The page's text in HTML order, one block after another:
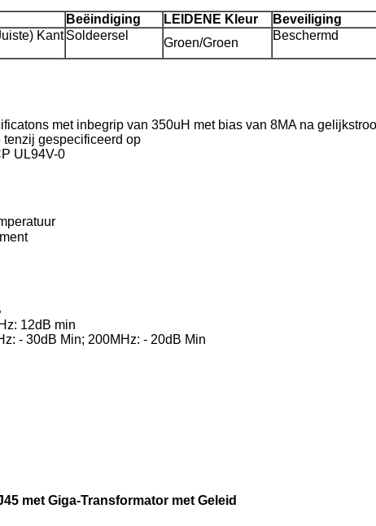
Beëindiging LEIDENE Kleur
Beveiliging
Kant Soldeersel
Groen/Groen
Beschermd
met inbegrip van 350uH met bias van 8MA na
tenzij gespecificeerd op
UL94V-0
12dB min
- 30dB Min; 200MHz: - 20dB Min
met Giga-Transformator met Geleid